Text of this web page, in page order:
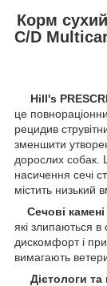
Корм
C/D
Hill's
це
рецидив
зменшити
дорослих собак.
насичення сечі
містить низький
Сечові камені
які злипаються
дискомфорт і
вимагають
Дієтологи та